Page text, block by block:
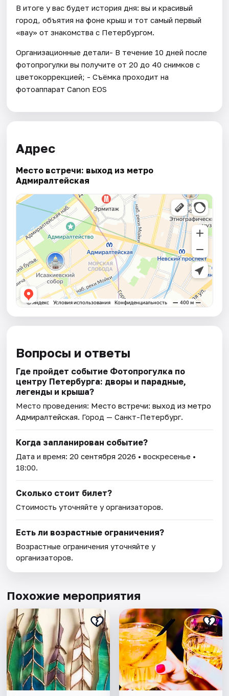
В итоге у вас будет история дня: вы и красивый
город, объятия на фоне крыш и тот самый первый
«вау» от знакомства с Петербургом.
Организационные детали- В течение 10 дней после
фотопрогулки вы получите от 20 до 40 снимков с
цветокоррекцией; - Съёмка проходит на
фотоаппарат Canon EOS
Адрес
Место встречи: выход из метро
Адмиралтейская
Вопросы и ответы
Где пройдет событие Фотопрогулка по
центру Петербурга: дворы и парадные,
легенды и крыша?
Место проведения: Место встречи: выход из метро
Адмиралтейская. Город — Санкт-Петербург.
Когда запланирован событие?
Дата и время:20 сентября 2026 • воскресенье •
18:00.
Сколько стоит билет?
Стоимость уточняйте у организаторов.
Есть ли возрастные ограничения?
Возрастные ограничения уточняйте у
организаторов.
Похожие мероприятия